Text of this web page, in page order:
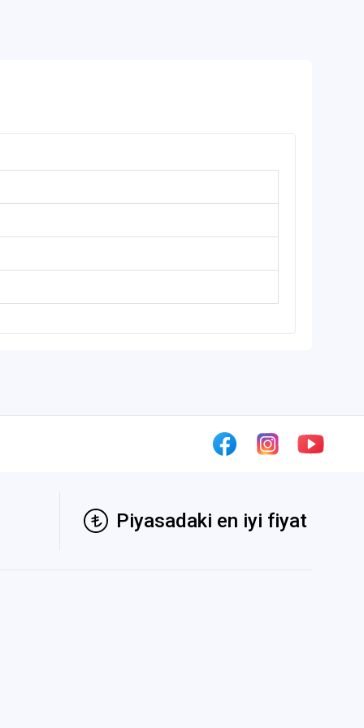
Piyasadaki en iyi fiyat